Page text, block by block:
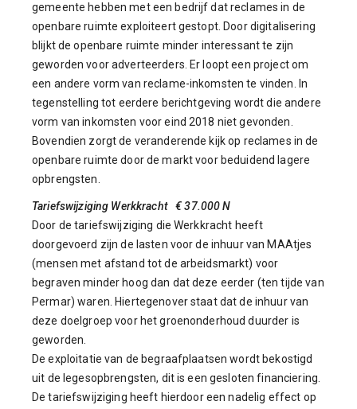
gemeente hebben met een bedrijf dat reclames in de
openbare ruimte exploiteert gestopt. Door digitalisering
blijkt de openbare ruimte minder interessant te zijn
geworden voor adverteerders. Er loopt een project om
een andere vorm van reclame-inkomsten te vinden. In
tegenstelling tot eerdere berichtgeving wordt die andere
vorm van inkomsten voor eind 2018 niet gevonden.
Bovendien zorgt de veranderende kijk op reclames in de
openbare ruimte door de markt voor beduidend lagere
opbrengsten.
Tariefswijziging Werkkracht € 37.000 N
Door de tariefswijziging die Werkkracht heeft
doorgevoerd zijn de lasten voor de inhuur van MAAtjes
(mensen met afstand tot de arbeidsmarkt) voor
begraven minder hoog dan dat deze eerder (ten tijde van
Permar) waren. Hiertegenover staat dat de inhuur van
deze doelgroep voor het groenonderhoud duurder is
geworden.
De exploitatie van de begraafplaatsen wordt bekostigd
uit de legesopbrengsten, dit is een gesloten financiering.
De tariefswijziging heeft hierdoor een nadelig effect op